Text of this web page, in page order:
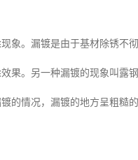
象。漏镀是由于基材除锈不
果。另一种漏镀的现象叫露
的情况，漏镀的地方呈粗糙